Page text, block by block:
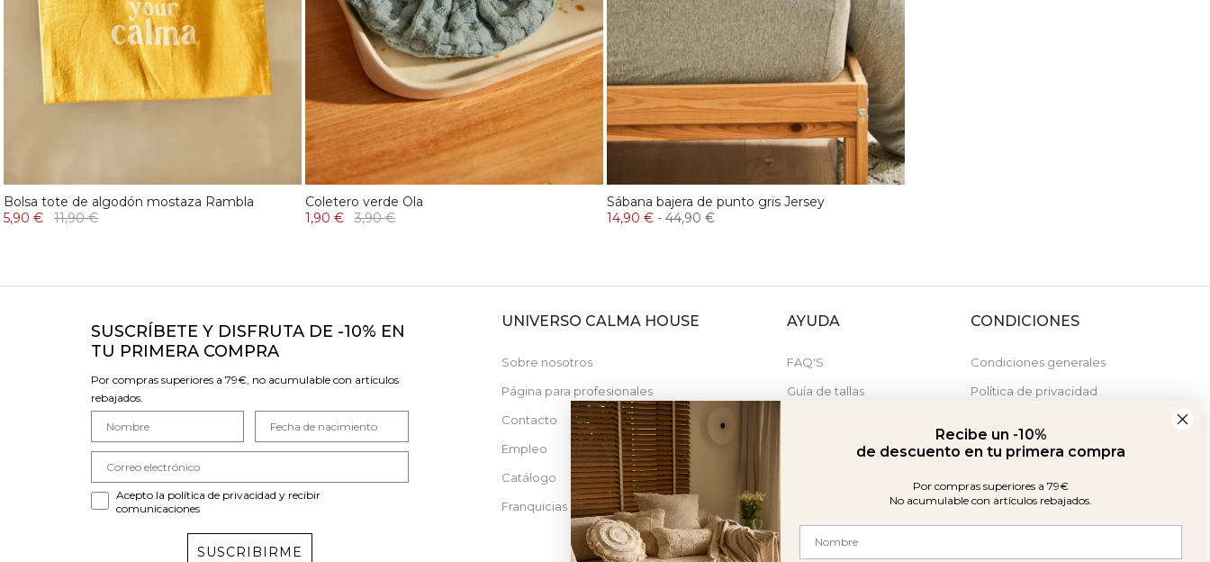
Bolsa tote de algodón mostaza Rambla
5,90 €
11,90 €
Coletero verde Ola
1,90 €
3,90 €
Sábana bajera de punto gris Jersey
14,90 € - 44,90 €
SUSCRÍBETE Y DISFRUTA DE -10% EN
TU PRIMERA COMPRA
Por compras superiores a 79€, no acumulable con artículos
rebajados.
Acepto la política de privacidad y recibir
comunicaciones
SUSCRIBIRME
UNIVERSO CALMA HOUSE
Sobre nosotros
Página para profesionales
Contacto
Empleo
Catálogo
Franquicias
AYUDA
FAQ'S
Guía de tallas
CONDICIONES
Condiciones generales
Política de privacidad
Derecho de desistimiento
Recibe un -10%
de descuento en tu primera compra
Por compras superiores a 79€
No acumulable con artículos rebajados.